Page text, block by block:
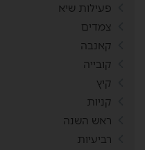
פעילות שיא
צמדים
קאנבה
קובייה
קיץ
קניות
ראש השנה
רביעיות